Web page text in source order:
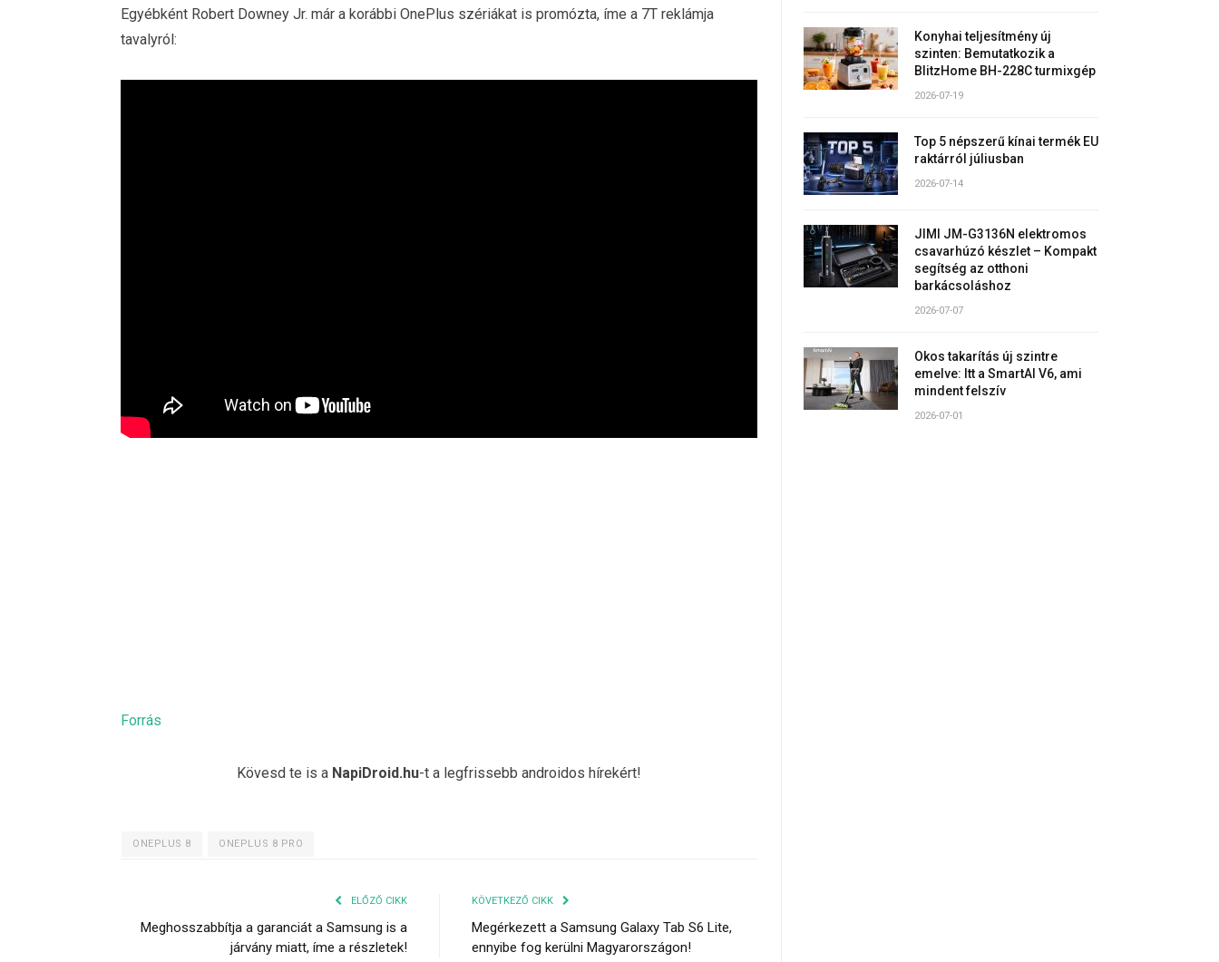
Egyébként Robert Downey Jr. már a korábbi OnePlus szériákat is promózta, íme a 7T reklámja
tavalyról:
Forrás
Kövesd te is a NapiDroid.hu-t a legfrissebb androidos hírekért!
ONEPLUS 8 ONEPLUS 8 PRO
ELŐZŐ CIKK
Meghosszabbítja a garanciát a Samsung is a
járvány miatt, íme a részletek!
KÖVETKEZŐ CIKK
Megérkezett a Samsung Galaxy Tab S6 Lite,
ennyibe fog kerülni Magyarországon!
Konyhai teljesítmény új
szinten: Bemutatkozik a
BlitzHome BH-228C turmixgép
2026-07-19
Top 5 népszerű kínai termék EU
raktárról júliusban
2026-07-14
JIMI JM-G3136N elektromos
csavarhúzó készlet – Kompakt
segítség az otthoni
barkácsoláshoz
2026-07-07
Okos takarítás új szintre
emelve: Itt a SmartAI V6, ami
mindent felszív
2026-07-01